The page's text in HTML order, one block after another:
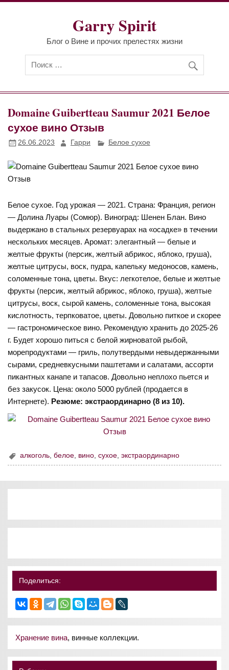
Перейти
Garry Spirit
Блог о Вине и прочих прелестях жизни
Domaine Guibertteau Saumur 2021 Белое
сухое вино Отзыв
26.06.2023 Гарри Белое сухое
Белое сухое. Год урожая — 2021. Страна: Франция, регион
— Долина Луары (Сомюр). Виноград: Шенен Блан. Вино
выдержано в стальных резервуарах на «осадке» в течении
нескольких месяцев. Аромат: элегантный — белые и
желтые фрукты (персик, желтый абрикос, яблоко, груша),
желтые цитрусы, воск, пудра, капельку медоносов, камень,
соломенные тона, цветы. Вкус: легкотелое, белые и желтые
фрукты (персик, желтый абрикос, яблоко, груша), желтые
цитрусы, воск, сырой камень, соломенные тона, высокая
кислотность, терпковатое, цветы. Довольно питкое и скорее
— гастрономическое вино. Рекомендую хранить до 2025-26
г. Будет хорошо питься с белой жирноватой рыбой,
морепродуктами — гриль, полутвердыми невыдержанными
сырами, средневкусными паштетами и салатами, ассорти
пикантных канапе и тапасов. Довольно неплохо пьется и
без закусок. Цена: около 5000 рублей (продается в
Интернете). Резюме: экстраординарно (8 из 10).
алкоголь,белое, вино,сухое,экстраординарно
Поделиться:
Хранение вина, винные коллекции.